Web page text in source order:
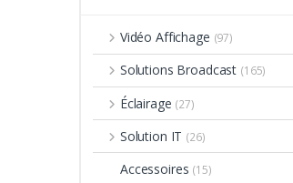
Vidéo Affichage (97)
Solutions Broadcast (165)
Éclairage (27)
Solution IT (26)
Accessoires (15)